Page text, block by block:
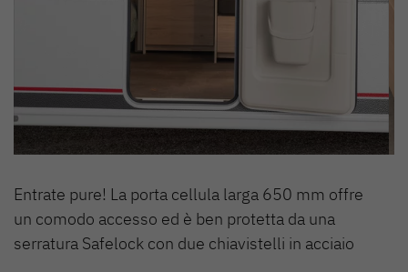
Entrate pure! La porta cellula larga 650 mm offre
un comodo accesso ed è ben protetta da una
serratura Safelock con due chiavistelli in acciaio